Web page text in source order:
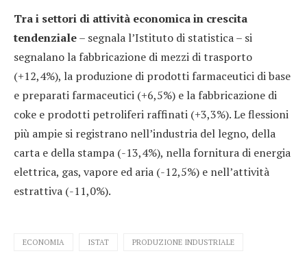
Tra i settori di attività economica in crescita
tendenziale– segnala l’Istituto di statistica – si
segnalano la fabbricazione di mezzi di trasporto
(+12,4%), la produzione di prodotti farmaceutici di base
e preparati farmaceutici (+6,5%) e la fabbricazione di
coke e prodotti petroliferi raffinati (+3,3%). Le flessioni
più ampie si registrano nell’industria del legno, della
carta e della stampa (-13,4%), nella fornitura di energia
elettrica, gas, vapore ed aria (-12,5%) e nell’attività
estrattiva (-11,0%).
ECONOMIA ISTAT PRODUZIONE INDUSTRIALE